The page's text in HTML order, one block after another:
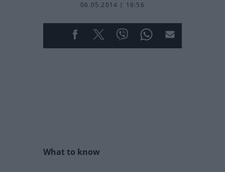
06.05.2014 | 16:56
What to know